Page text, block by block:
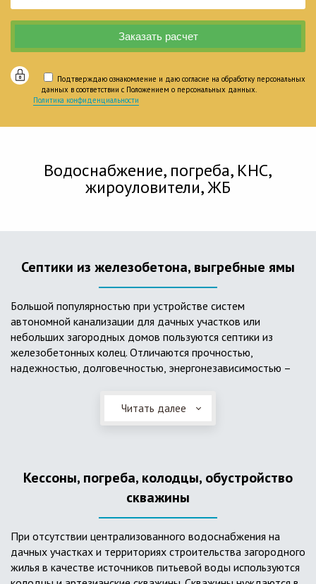
Подтверждаю ознакомление и даю согласие на обработку персональных
данных в соответствии с Положением о персональных данных.
Политика конфиденциальности
Водоснабжение, погреба, КНС,
жироуловители, ЖБ
Септики из железобетона, выгребные ямы
Большой популярностью при устройстве систем
автономной канализации для дачных участков или
небольших загородных домов пользуются септики из
железобетонных колец. Отличаются прочностью,
надежностью, долговечностью, энергонезависимостью –
ж/б колец состоят из нескольких камер, соединенных
переливными трубами, в которых происходят процессы
септики требуют периодической очистки ассенизаторской
Читать далее
Кессоны, погреба, колодцы, обустройство
скважины
При отсутствии централизованного водоснабжения на
дачных участках и территориях строительства загородного
жилья в качестве источников питьевой воды используются